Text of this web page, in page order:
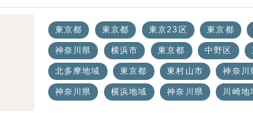
東京都 東京都 東京23区 東京都
神奈川県 横浜市 東京都 中野区
北多摩地域 東京都 東村山市 神奈川
神奈川県 横浜地域 神奈川県 川崎地